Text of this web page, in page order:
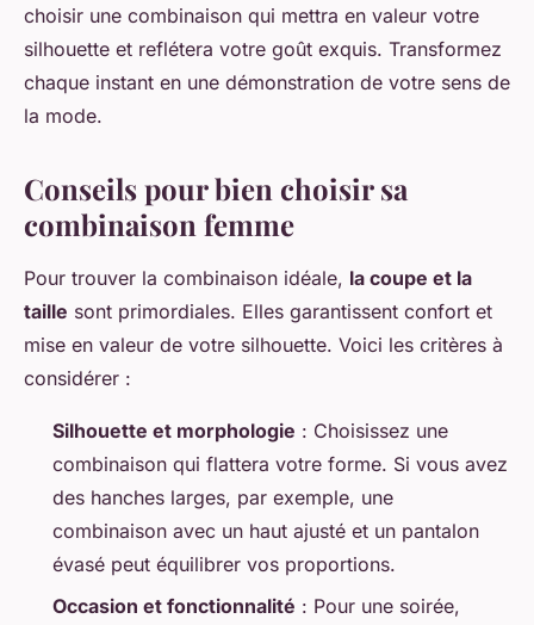
choisir une combinaison qui mettra en valeur votre
silhouette et reflétera votre goût exquis. Transformez
chaque instant en une démonstration de votre sens de
la mode.
Conseils pour bien choisir sa
combinaison femme
Pour trouver la combinaison idéale, la coupe et la
taille sont primordiales. Elles garantissent confort et
mise en valeur de votre silhouette. Voici les critères à
considérer :
Silhouette et morphologie : Choisissez une
combinaison qui flattera votre forme. Si vous avez
des hanches larges, par exemple, une
combinaison avec un haut ajusté et un pantalon
évasé peut équilibrer vos proportions.
Occasion et fonctionnalité : Pour une soirée,